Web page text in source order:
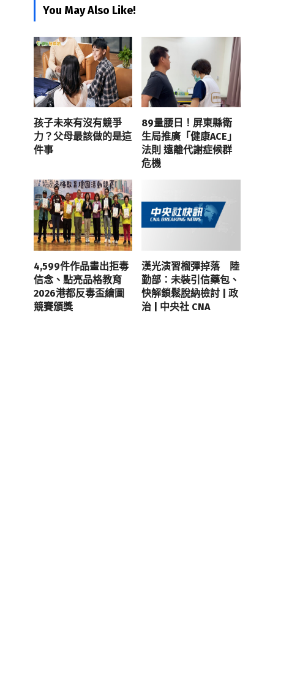
You May Also Like!
孩子未來有沒有競爭
力？父母最該做的是這
件事
89量腰日！屏東縣衛
生局推廣「健康ACE」
法則 遠離代謝症候群
危機
4,599件作品畫出拒毒
信念、點亮品格教育
2026港都反毒盃繪圖
競賽頒獎
漢光演習榴彈掉落 陸
勤部：未裝引信藥包、
快解鎖鬆脫納檢討 | 政
治 | 中央社 CNA